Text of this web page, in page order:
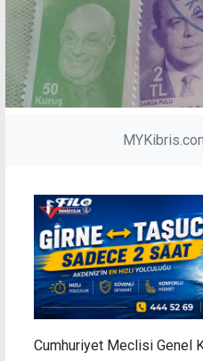
Cumhuriyet Meclisi Genel